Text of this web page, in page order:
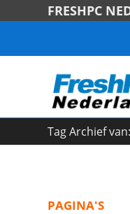
FRESHPC
Tag Archief
PAGINA'S